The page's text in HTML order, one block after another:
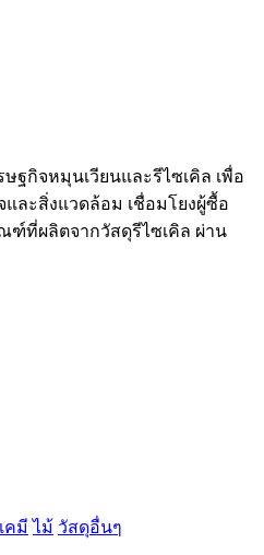
ฐกิจหมุนเวียนและรีไซเคิล เพื่อ
และสิ่งแวดล้อม เชื่อมโยงผู้ซื้อ
ฑ์ที่ผลิตจากวัสดุรีไซเคิล ผ่าน
คมี ไม้ วัสดุอื่นๆ